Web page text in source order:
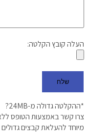
העלה קובץ הקלטה:
*ההקלטה גדולה מ-24MB?
צרו קשר באמצעות הטופס
מיוחד להעלאת קבצים גדולים